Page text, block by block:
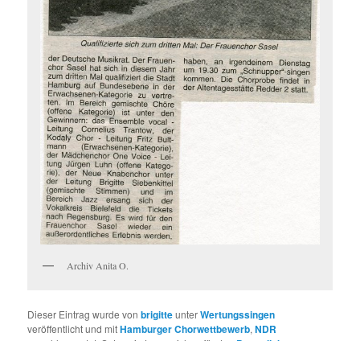
Archiv Anita O.
Dieser Eintrag wurde vonbrigitteunterWertungssingen
veröffentlicht und mitHamburger Chorwettbewerb,NDR